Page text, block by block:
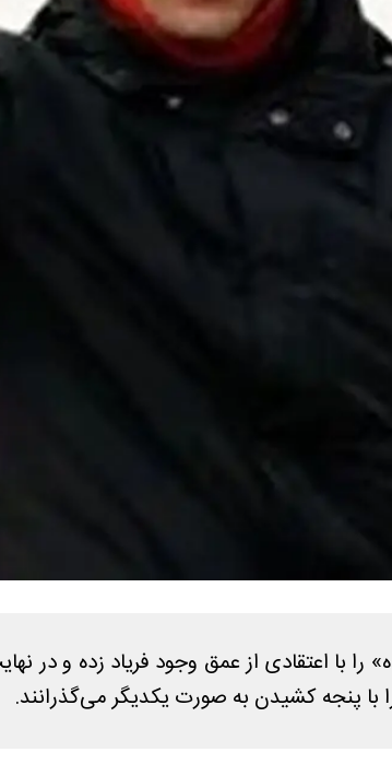
را با اعتقادی از عمق وجود فریاد ‌زده و در
پنجه کشیدن به صورت یکدیگر می‌گذرانند.